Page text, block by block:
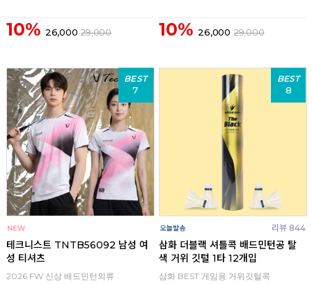
10% 26,000 29,000 10% 26,000 29,000
BEST
7
테크니스트 TNTB56092 남성 여
성 티셔츠
2026 FW 신상 배드민턴의류
BEST
8
리뷰 844
삼화 더블랙 셔틀콕 배드민턴공 탈
색 거위 깃털 1타 12개입
삼화 BEST 게임용 거위깃털콕